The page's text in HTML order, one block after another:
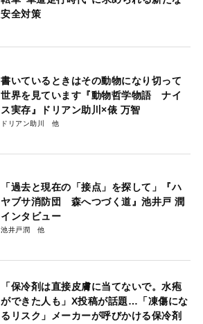
安全対策
書いているときはその動物になり切って
世界を見ています『動物哲学物語 ナイ
ス実存』ドリアン助川×俵 万智
ドリアン助川
「過去と現在の「接点」を探して」『ハ
ヤブサ消防団 森へつづく道』池井戸 潤
インタビュー
池井戸潤
「保冷剤は直接皮膚に当てないで。水疱
ができた人も」X投稿が話題…「凍傷にな
るリスク」メーカーが呼びかける保冷剤